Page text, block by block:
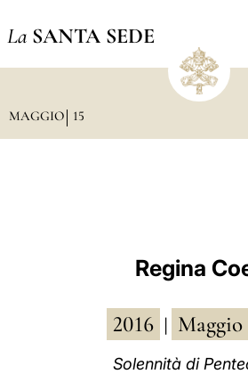
La SANTA SEDE
MAGGIO 15
Regina
2016 Maggio
Solennità di